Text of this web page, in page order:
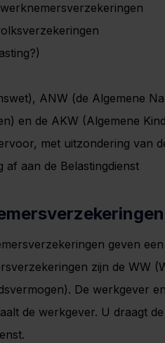
ANW (de Algemene
en de AKW (Algemene
met uitzondering van
af aan de Belastingdienst
geven
zijn de WW
De werkgever
de werkgever. U draagt